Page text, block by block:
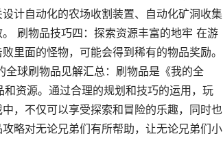
计自动化的农场收割装置、自动化矿洞收集
刷物品技巧四：探索资源丰富的地牢 在游
里面的怪物，可能会得到稀有的物品奖励。
球刷物品见解汇总：刷物品是《我的全
资源。通过合理的规划和技巧的运用，玩
，不仅可以享受探索和冒险的乐趣，同时也
略对无论兄弟们有所帮助，让无论兄弟们小